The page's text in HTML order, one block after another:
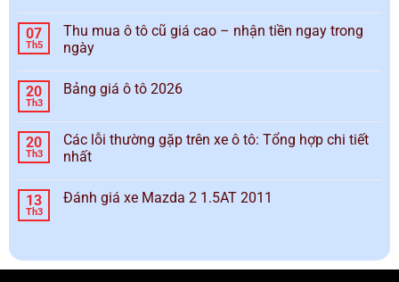
07
Th5
Thu mua ô tô cũ giá cao – nhận tiền ngay trong
ngày
20
Th3
Bảng giá ô tô 2026
20
Th3
Các lỗi thường gặp trên xe ô tô: Tổng hợp chi tiết
nhất
13
Th3
Đánh giá xe Mazda 2 1.5AT 2011